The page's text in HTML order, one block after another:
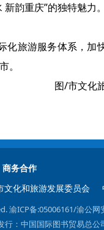
韵重庆”的独特魅力。
化旅游服务体系，加
。
图/市文化
商务合作
文化和旅游发展委员会
渝ICP备:05006161/渝公网
：中国国际图书贸易总公